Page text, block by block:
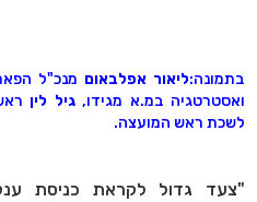
בתמונה:ליאור אפלבאוםמנכ"ל
ואסטרטגיה במ.א מגידו,גיל ליןראש
לשכת ראש המועצה.
"צעד גדול לקראת כניסת